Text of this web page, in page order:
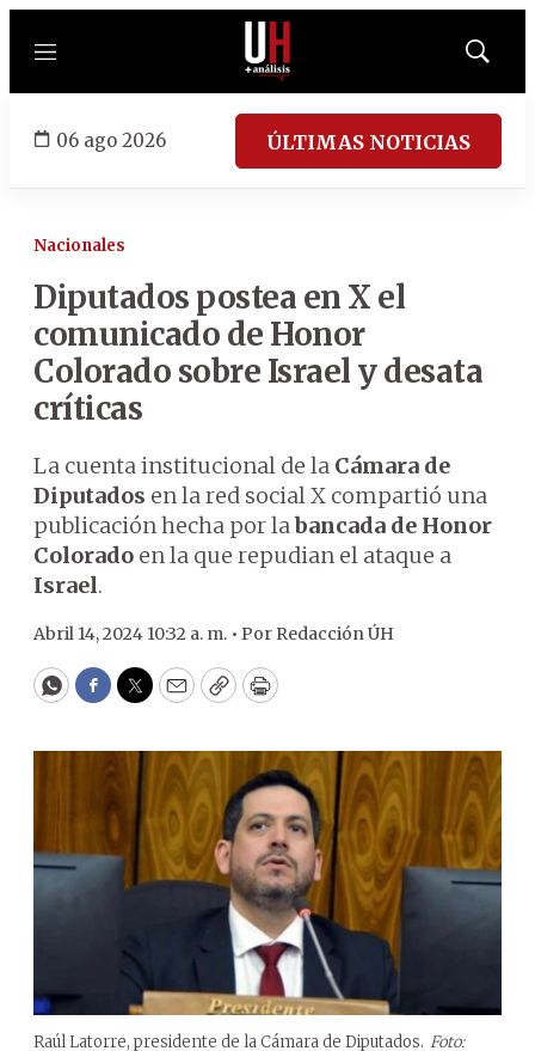
Menú
Mostrar
06 ago 2026 ÚLTIMAS NOTICIAS
Nacionales
Diputados postea en X el
comunicado de Honor
Colorado sobre Israel y desata
críticas
La cuenta institucional de la Cámara de
Diputados en la red social X compartió una
publicación hecha por labancada de Honor
Colorado en la que repudian el ataque a
Israel.
Abril 14, 2024 10:32 a. m. • Por Redacción ÚH
WhatsApp
Facebook
Twitter
EmailCopyPrint
Raúl Latorre, presidente de la Cámara de Diputados. Foto: